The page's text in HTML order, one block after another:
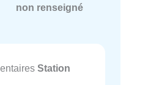
non renseigné
Station